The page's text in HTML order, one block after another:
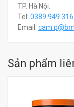
TP. Hà Nội.
Tel: 0389.949.316
Email: c
Sản phẩm